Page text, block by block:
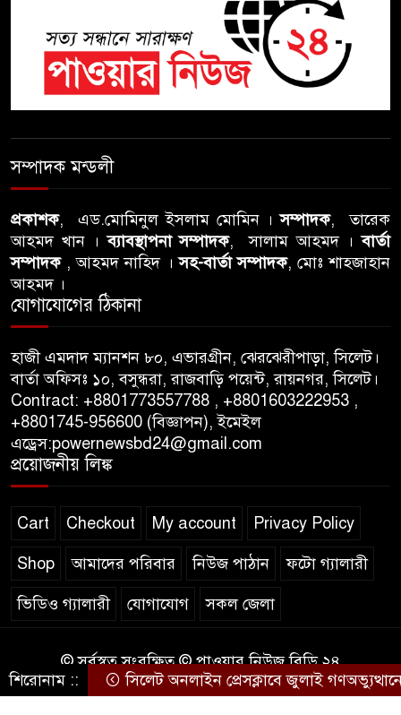
শতাব্দী রায়ের বাড়িতে বিদ্রোহীদের
বৈঠক, পশ্চিমবঙ্গে তৃনমূলে ভাঙনের
ইঙ্গিত !
বিএনপি নেতার ওপর হামলার
আবু তালহা চৌধুরী দ্বিতীয় বারের
মত টাওয়ার হ‍্যামলেটস কাউন্সিলের
গণবিজ্ঞপ্তি নিয়ে সিলেট অনলাইন
প্রেসক্লাবে বিশ্ব মুক্ত গণমাধ্যম দিবসে
সমালোচনা
সিলেটে ব্যাডমিন্টন তারকাদের
সম্পাদক মন্ডলী
প্রকাশক, এড.মোমিনুল ইসলাম মোমিন ।সম্পাদক, তারেক
আহমদ খান ।ব্যাবস্থাপনা সম্পাদক, সালাম আহমদ ।বার্তা
সম্পাদক, আহমদ নাহিদ ।সহ-বার্তা সম্পাদক, মোঃ শাহজাহান
আহমদ ।
যোগাযোগের ঠিকানা
হাজী এমদাদ ম্যানশন ৮০, এভারগ্রীন, ঝেরঝেরীপাড়া, সিলেট।
বার্তা অফিসঃ ১০, বসুন্ধরা, রাজবাড়ি পয়েন্ট, রায়নগর, সিলেট।
Contract: +8801773557788 , +8801603222953 ,
+8801745-956600 (বিজ্ঞাপন), ইমেইল
এড্রেস:powernewsbd24@gmail.com
প্রয়োজনীয় লিঙ্ক
Cart Checkout My account Privacy Policy
Shop আমাদের পরিবার নিউজ পাঠান ফটো গ্যালারী
ভিডিও গ্যালারী যোগাযোগ সকল জেলা
© সর্বস্বত্ব সংরক্ষিত © পাওয়ার নিউজ বিডি ২৪
কারিগরি সহযোগিতায়ঃWEB DESIGN BD
শিরোনাম :: সিলেট অনলাইন প্রেসক্লাবে জুলাই গণঅভ্যুত্থানের